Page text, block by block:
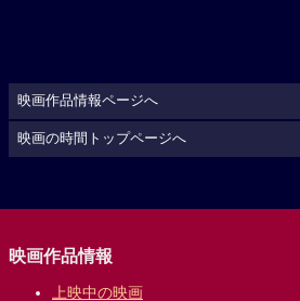
映画作品情報ページへ
映画の時間トップページへ
映画作品情報
上映中の映画